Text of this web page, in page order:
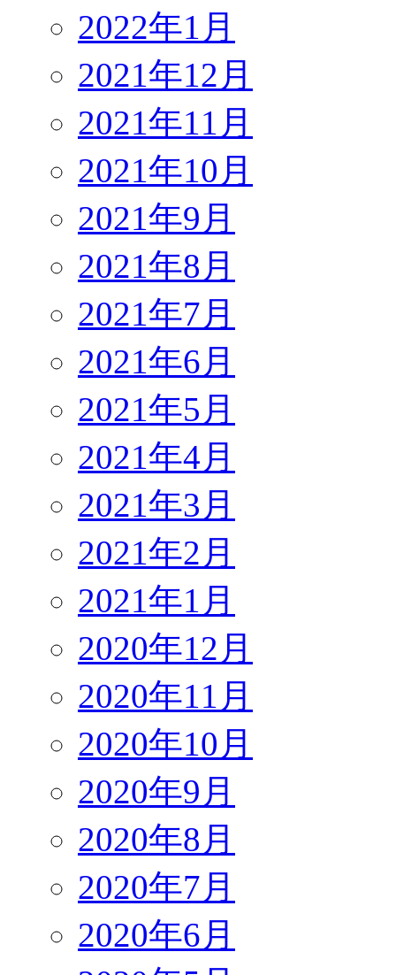
2022年1月
2021年12月
2021年11月
2021年10月
2021年9月
2021年8月
2021年7月
2021年6月
2021年5月
2021年4月
2021年3月
2021年2月
2021年1月
2020年12月
2020年11月
2020年10月
2020年9月
2020年8月
2020年7月
2020年6月